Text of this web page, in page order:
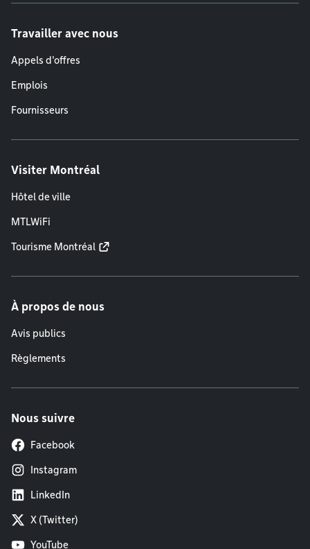
Travailler avec nous
Appels d'offres
Emplois
Fournisseurs
Visiter Montréal
Hôtel de ville
MTLWiFi
Tourisme Montréal
À propos de nous
Avis publics
Règlements
Nous suivre
Facebook
Instagram
LinkedIn
X (Twitter)
YouTube